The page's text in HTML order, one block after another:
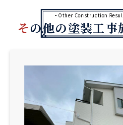
Other Construction
その他の塗装工